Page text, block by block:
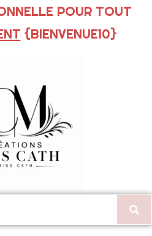
POUR TOUT
{BIENVENUE10}